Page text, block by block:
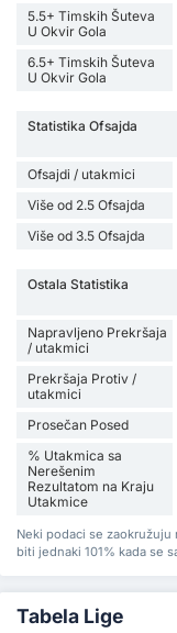
5.5+ Timskih Šuteva
U Okvir Gola
6.5+ Timskih Šuteva
U Okvir Gola
Statistika Ofsajda
Ofsajdi / utakmici
Više od 2.5 Ofsajda
Više od 3.5 Ofsajda
Ostala Statistika
Napravljeno Prekršaja
/ utakmici
Prekršaja Protiv /
utakmici
Prosečan Posed
% Utakmica sa
Nerešenim
Rezultatom na Kraju
Utakmice
Neki podaci se
biti jednaki 101% kada se
Tabela Lige